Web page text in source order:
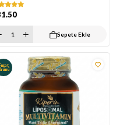
Sepete Ekle
Fırsat